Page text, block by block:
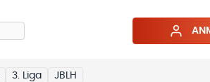
3. Liga JBLH